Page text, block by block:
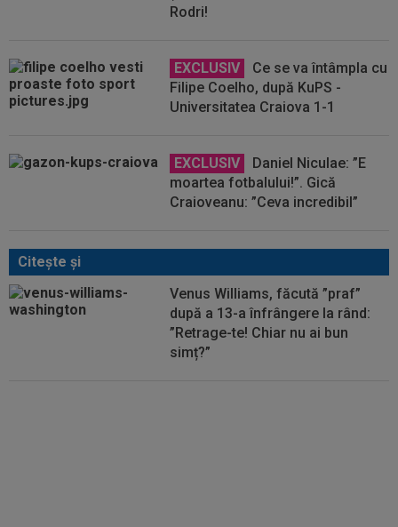
Rodri!
EXCLUSIV
Ce se va întâmpla cu
Filipe Coelho, după KuPS -
Universitatea Craiova 1-1
EXCLUSIV
Daniel Niculae: ”E
moartea fotbalului!”. Gică
Craioveanu: ”Ceva incredibil”
Citeşte şi
Venus Williams, făcută ”praf”
după a 13-a înfrângere la rând:
”Retrage-te! Chiar nu ai bun
simț?”